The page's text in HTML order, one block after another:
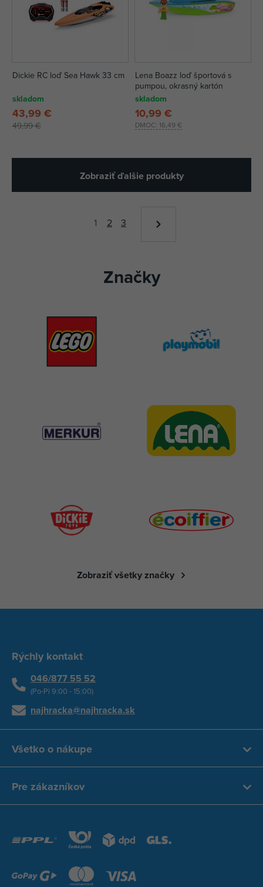
Dickie RC loď Sea Hawk 33 cm
skladom
49,99 €
43,99 €
Lena Boazz loď športová s
pumpou, okrasný kartón
skladom
DMOC: 16,49 €
10,99 €
Zobraziť ďalšie produkty
1 2 3
Značky
Zobraziť všetky značky
Rýchly kontakt
046/877 55 52
(Po-Pi 9:00 - 15:00)
najhracka@najhracka.sk
Všetko o nákupe
Pre zákazníkov